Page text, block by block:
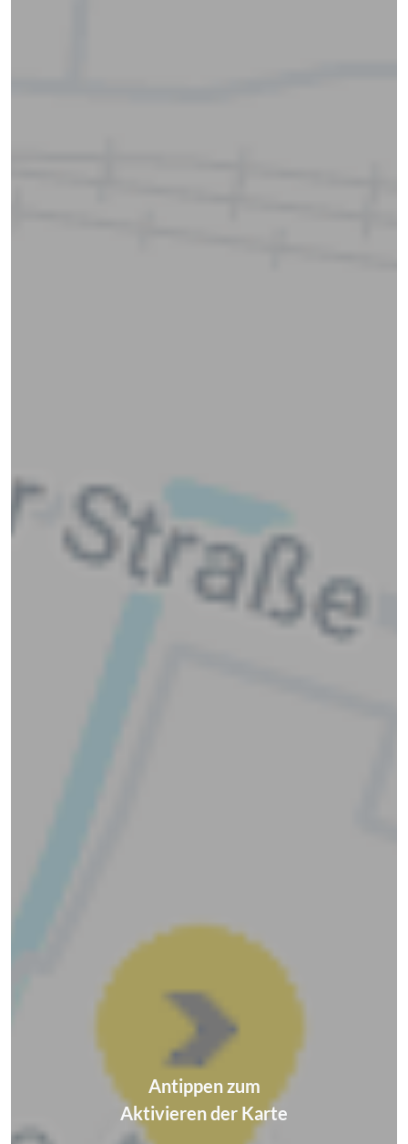
Antippen zum
Aktivieren der Karte